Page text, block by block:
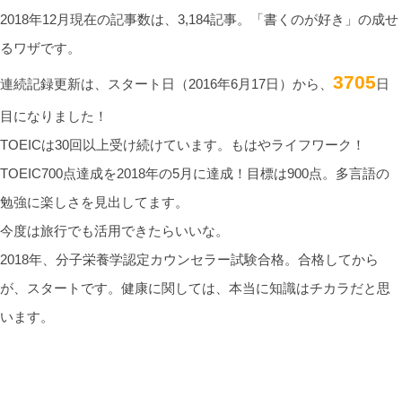
2018年12月現在の記事数は、3,184記事。「書くのが好き」の成せ
るワザです。
連続記録更新は、スタート日（2016年6月17日）から、 3705日
目になりました！
TOEICは30回以上受け続けています。もはやライフワーク！
TOEIC700点達成を2018年の5月に達成！目標は900点。多言語の
勉強に楽しさを見出してます。
今度は旅行でも活用できたらいいな。
2018年、分子栄養学認定カウンセラー試験合格。合格してから
が、スタートです。健康に関しては、本当に知識はチカラだと思
います。